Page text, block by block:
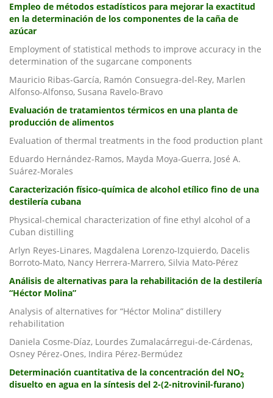
Empleo de métodos estadísticos para mejorar la exactitud
en la determinación de los componentes de la caña de
azúcar
Employment of statistical methods to improve accuracy in the
determination of the sugarcane components
Mauricio Ribas-García, Ramón Consuegra-del-Rey, Marlen
Alfonso-Alfonso, Susana Ravelo-Bravo
Evaluación de tratamientos térmicos en una planta de
producción de alimentos
Evaluation of thermal treatments in the food production plant
Eduardo Hernández-Ramos, Mayda Moya-Guerra, José A.
Suárez-Morales
Caracterización físico-química de alcohol etílico fino de una
destilería cubana
Physical-chemical characterization of fine ethyl alcohol of a
Cuban distilling
Arlyn Reyes-Linares, Magdalena Lorenzo-Izquierdo, Dacelis
Borroto-Mato, Nancy Herrera-Marrero, Silvia Mato-Pérez
Análisis de alternativas para la rehabilitación de la destilería
“Héctor Molina”
Analysis of alternatives for “Héctor Molina” distillery
rehabilitation
Daniela Cosme-Díaz, Lourdes Zumalacárregui-de-Cárdenas,
Osney Pérez-Ones, Indira Pérez-Bermúdez
Determinación cuantitativa de la concentración del NO2
disuelto en agua en la síntesis del 2-(2-nitrovinil-furano)